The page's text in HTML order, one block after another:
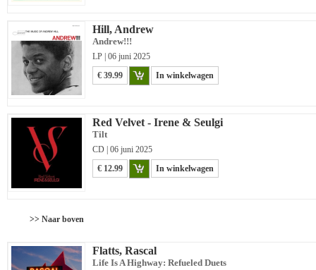
Hill, Andrew
Andrew!!!
LP | 06 juni 2025
€ 39.99
In winkelwagen
Red Velvet - Irene & Seulgi
Tilt
CD | 06 juni 2025
€ 12.99
In winkelwagen
>> Naar boven
Flatts, Rascal
Life Is A Highway: Refueled Duets